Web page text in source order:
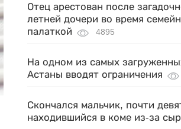
Отец арестован после
летней дочери во время
палаткой
4895
На одном из самых
Астаны вводят ограничения
Скончался мальчик, почти
находившийся в коме из-за